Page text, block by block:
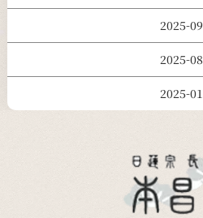
2025-09
2025-08
2025-01